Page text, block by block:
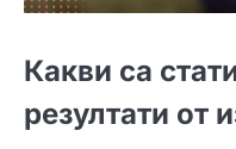
Какви са
резултати от